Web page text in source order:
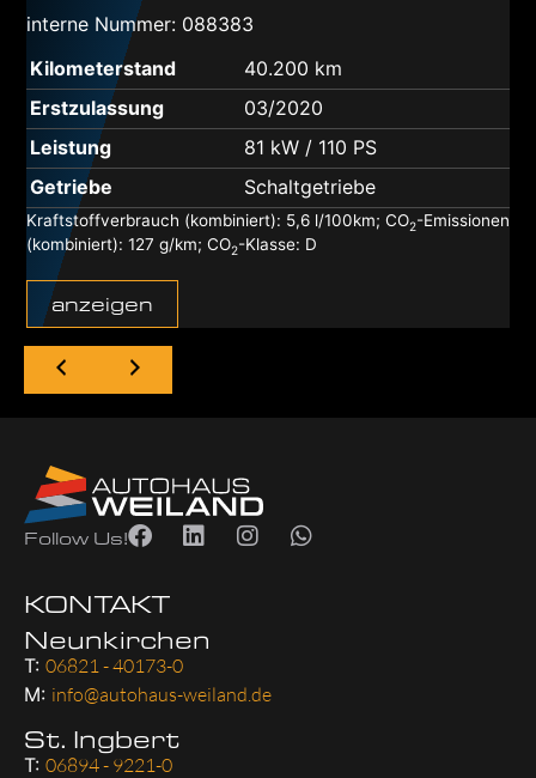
interne Nummer: 088383
Kilometerstand
40.200 km
Erstzulassung
03/2020
Leistung
81 kW / 110 PS
Getriebe
Schaltgetriebe
Kraftstoffverbrauch (kombiniert): 5,6 l/100km; CO2-Emissionen
(kombiniert): 127 g/km; CO2-Klasse: D
anzeigen
Follow Us!
KONTAKT
Neunkirchen
T: 06821 - 40173-0
M: info@autohaus-weiland.de
St. Ingbert
T: 06894 - 9221-0